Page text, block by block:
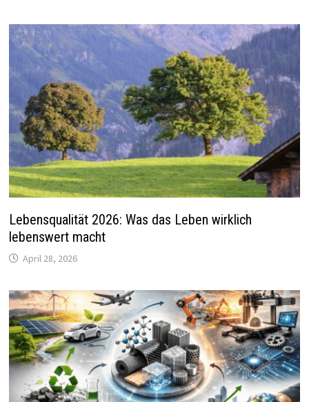
Lebensqualität 2026: Was das Leben wirklich
lebenswert macht
April 28, 2026